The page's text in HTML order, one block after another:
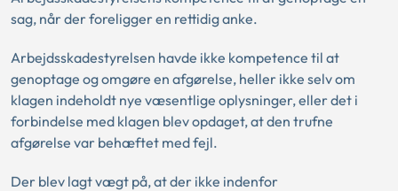
sag, når der foreligger en rettidig anke.
Arbejdsskadestyrelsen havde ikke kompetence til at
genoptage og omgøre en afgørelse, heller ikke selv om
klagen indeholdt nye væsentlige oplysninger, eller det i
forbindelse med klagen blev opdaget, at den trufne
afgørelse var behæftet med fejl.
Der blev lagt vægt på, at der ikke indenfor